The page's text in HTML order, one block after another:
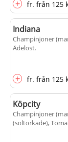
+ fr. från 125
Indiana
Champinjoner
Ädelost.
+ fr. från 125
Köpcity
Champinjoner
(soltorkade),